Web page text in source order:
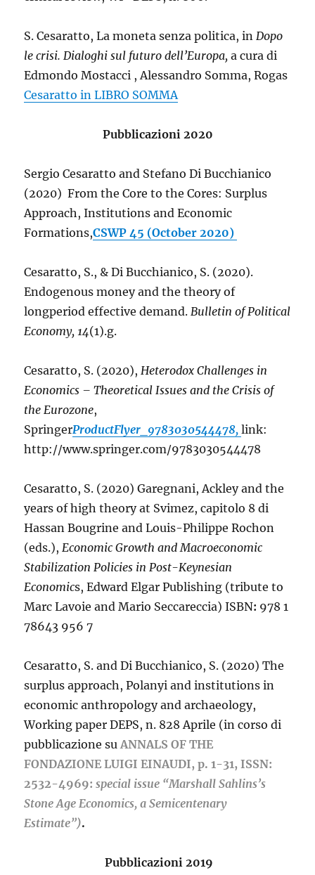
S. Cesaratto, La moneta senza politica, in Dopo
le crisi. Dialoghi sul futuro dell’Europa,a cura di
Edmondo Mostacci , Alessandro Somma, Rogas
Cesaratto in LIBRO SOMMA
Pubblicazioni 2020
Sergio Cesaratto and Stefano Di Bucchianico
(2020) From the Core to the Cores: Surplus
Approach, Institutions and Economic
Formations,CSWP 45 (October 2020)
Cesaratto, S., & Di Bucchianico, S. (2020).
Endogenous money and the theory of
longperiod effective demand. Bulletin of Political
Economy, 14(1).g.
Cesaratto, S. (2020), Heterodox Challenges in
Economics – Theoretical Issues and the Crisis of
the Eurozone,
SpringerProductFlyer_9783030544478,link:
http://www.springer.com/9783030544478
Cesaratto, S. (2020) Garegnani, Ackley and the
years of high theory at Svimez, capitolo 8 di
Hassan Bougrine and Louis-Philippe Rochon
(eds.), Economic Growth and Macroeconomic
Stabilization Policies in Post-Keynesian
Economics,Edward Elgar Publishing (tribute to
Marc Lavoie and Mario Seccareccia) ISBN: 978 1
78643 956 7
Cesaratto, S. and Di Bucchianico, S. (2020)The
surplus approach, Polanyi and institutions in
economic anthropology and archaeology,
Working paper DEPS, n. 828 Aprile (in corso di
pubblicazione su ANNALS OF THE
FONDAZIONE LUIGI EINAUDI, p. 1-31, ISSN:
2532-4969:special issue “Marshall Sahlins’s
Stone Age Economics, a Semicentenary
Estimate”).
Pubblicazioni 2019